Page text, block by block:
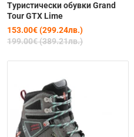
Tуристически обувки Grand
Tour GTX Lime
153.00€ (299.24лв.)
199.00€ (389.21лв.)